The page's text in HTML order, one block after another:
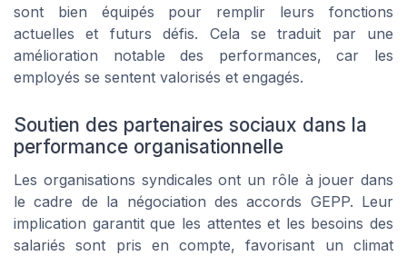
sont bien équipés pour remplir leurs fonctions
actuelles et futurs défis. Cela se traduit par une
amélioration notable des performances, car les
employés se sentent valorisés et engagés.
Soutien des partenaires sociaux dans la
performance organisationnelle
Les organisations syndicales ont un rôle à jouer dans
le cadre de la négociation des accords GEPP. Leur
implication garantit que les attentes et les besoins des
salariés sont pris en compte, favorisant un climat